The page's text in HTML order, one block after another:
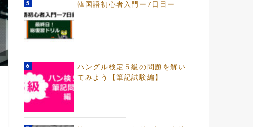
韓国語初心者入門ー7日目ー
ハングル検定５級の問題を解い
てみよう【筆記試験編】